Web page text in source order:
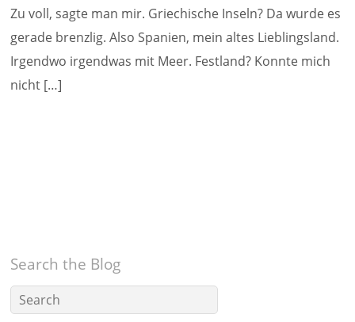
Zu voll, sagte man mir. Griechische Inseln? Da wurde es
gerade brenzlig. Also Spanien, mein altes Lieblingsland.
Irgendwo irgendwas mit Meer. Festland? Konnte mich
nicht […]
Search the Blog